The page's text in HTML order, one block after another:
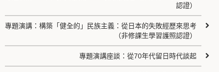
認證）
專題演講：構築「健全的」民族主義：從日本的失敗經歷來思考
（非修課生學習護照認證）
專題演講座談：從70年代留日時代談起